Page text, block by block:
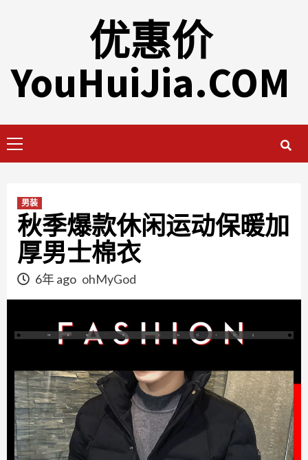
优惠价
YouHuiJia.COM
Menu
男装
秋季爆款休闲运动保暖加
厚男士棉衣
6年 ago ohMyGod